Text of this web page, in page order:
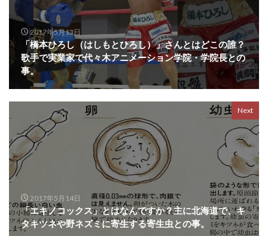
2017年5月13日
「橋本ひろし（はしもとひろし）」さんとはどこの誰？
歌手で実業家で代々木アニメーション学院・学院長との
事。
Next
2017年5月14日
「エキノコックス」とはなんですか？主に北海道で、キ
タキツネや野ネズミに寄生する寄生虫との事。